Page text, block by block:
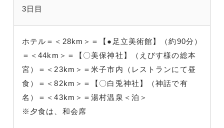
3日目
ホテル＝＜28km＞＝【●足立美術館】（約90分）
＝＜44km＞＝【〇美保神社】（えびす様の総本
宮）＝＜23km＞＝米子市内（レストランにて昼
食）＝＜82km＞＝【〇白兎神社】（神話で有
名）＝＜43km＞＝湯村温泉＜泊＞
※夕食は、和会席